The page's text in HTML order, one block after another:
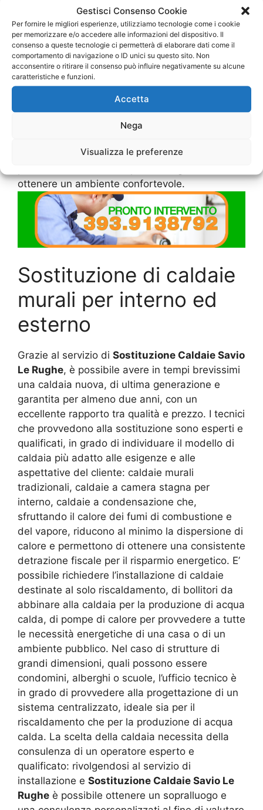
Gestisci Consenso Cookie
Per fornire le migliori esperienze, utilizziamo tecnologie come i cookie
per memorizzare e/o accedere alle informazioni del dispositivo. Il
consenso a queste tecnologie ci permetterà di elaborare dati come il
comportamento di navigazione o ID unici su questo sito. Non
acconsentire o ritirare il consenso può influire negativamente su alcune
caratteristiche e funzioni.
Accetta
Nega
Visualizza le preferenze
manutenzione eSostituzione Caldaie Savio Le
Rugheprovvederà a proporre il montaggio di
una nuova caldaia, orientando il cliente verso la
scelta giusta: sarà compito dei tecnici quello di
smontare la vecchia caldaia e provvedere allo
smaltimento dei materiali, e di installare la
nuova, occupandosi di ogni minimo dettaglio ed
effettuando le necessarie modifiche all’impianto
elettrico, alle tubature idrauliche e i relativi
moderla e perfettamente efficiente, offre la
ottenere un ambiente confortevole.
Sostituzione di caldaie
murali per interno ed
esterno
Grazie al servizio di Sostituzione Caldaie Savio
Le Rughe, è possibile avere in tempi brevissimi
una caldaia nuova, di ultima generazione e
garantita per almeno due anni, con un
eccellente rapporto tra qualità e prezzo. I tecnici
che provvedono alla sostituzione sono esperti e
qualificati, in grado di individuare il modello di
caldaia più adatto alle esigenze e alle
aspettative del cliente: caldaie murali
tradizionali, caldaie a camera stagna per
interno, caldaie a condensazione che,
sfruttando il calore dei fumi di combustione e
del vapore, riducono al minimo la dispersione di
calore e permettono di ottenere una consistente
detrazione fiscale per il risparmio energetico. E’
possibile richiedere l’installazione di caldaie
destinate al solo riscaldamento, di bollitori da
abbinare alla caldaia per la produzione di acqua
calda, di pompe di calore per provvedere a tutte
le necessità energetiche di una casa o di un
ambiente pubblico. Nel caso di strutture di
grandi dimensioni, quali possono essere
condomini, alberghi o scuole, l’ufficio tecnico è
in grado di provvedere alla progettazione di un
sistema centralizzato, ideale sia per il
riscaldamento che per la produzione di acqua
calda. La scelta della caldaia necessita della
consulenza di un operatore esperto e
qualificato: rivolgendosi al servizio di
installazione e Sostituzione Caldaie Savio Le
Rughe è possibile ottenere un sopralluogo e